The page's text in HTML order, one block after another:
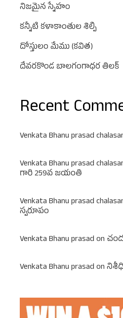
నిజమైన స్నేహం
కన్నీటి కళాకాంతుల శిల్పి
దోస్తులం మేము (కవిత)
దేవరకొండ బాలగంగాధర తిలక్
Recent
Venkata Bhanu prasad
Venkata Bhanu prasad
గారి 259వ జయంతి
Venkata Bhanu prasad
స్వరూపం
Venkata Bhanu prasad on
Venkata Bhanu prasad on